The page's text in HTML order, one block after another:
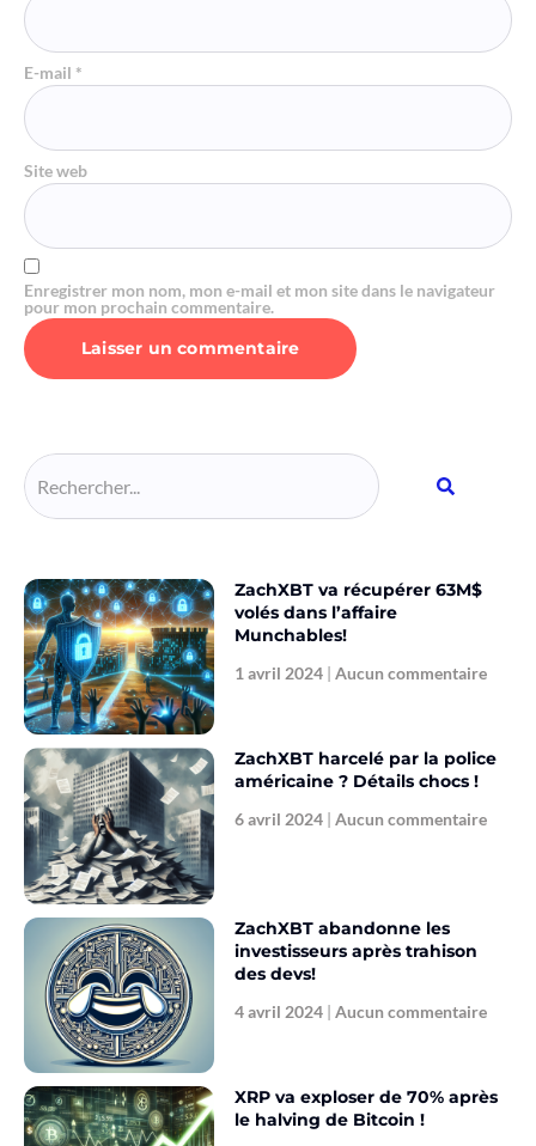
E-mail *
Site web
Enregistrer mon nom, mon e-mail et mon site dans le navigateur
pour mon prochain commentaire.
ZachXBT va récupérer 63M$
volés dans l’affaire
Munchables!
1 avril 2024 Aucun commentaire
ZachXBT harcelé par la police
américaine ? Détails chocs !
6 avril 2024 Aucun commentaire
ZachXBT abandonne les
investisseurs après trahison
des devs!
4 avril 2024 Aucun commentaire
XRP va exploser de 70% après
le halving de Bitcoin !